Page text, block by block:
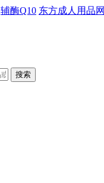
辅酶Q10 东方成人用品网
搜索